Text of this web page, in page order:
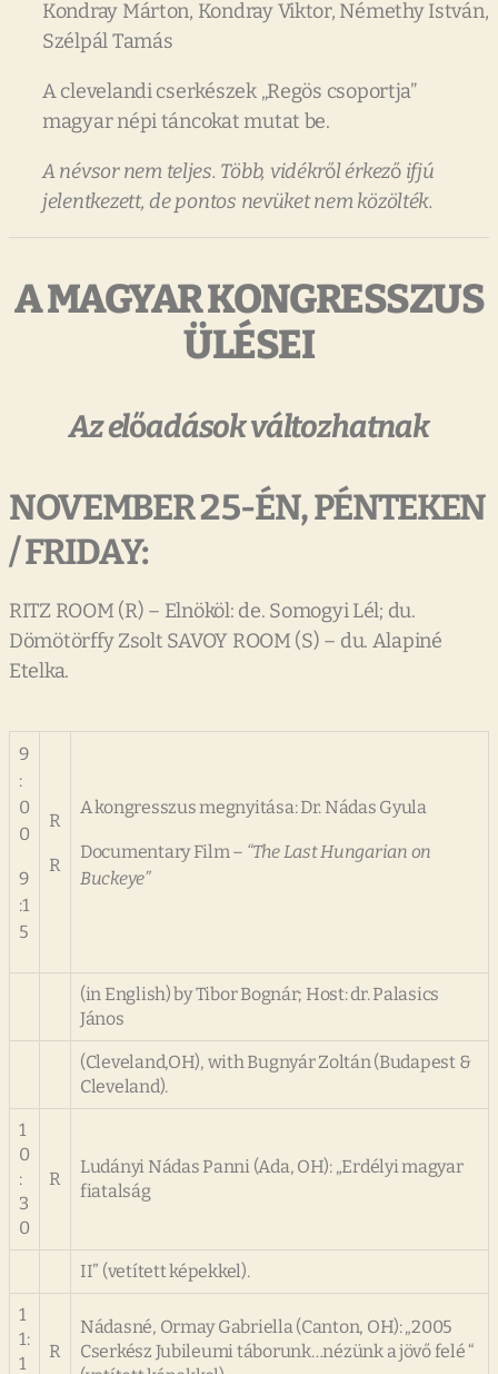
Kondray Márton, Kondray Viktor, Némethy István,
Szélpál Tamás
A clevelandi cserkészek „Regös csoportja”
magyar népi táncokat mutat be.
Anévsor nem teljes. Több, vidékrőlérkező ifjú
jelentkezett, depontos nevüketnemközölték.
A MAGYAR KONGRESSZUS
ÜLÉSEI
Azelőadásokváltozhatnak
NOVEMBER25-ÉN,PÉNTEKEN
/FRIDAY:
RITZ ROOM (R) – Elnököl: de. Somogyi Lél; du.
Dömötörffy Zsolt SAVOY ROOM (S) – du. Alapiné
Etelka.
9
:
0
0
9
:1
5
R
R
A kongresszus megnyitása: Dr. Nádas Gyula
Documentary Film – “The LastHungarian on
Buckeye”
(in English) by Tibor Bognár; Host: dr. Palasics
János
(Cleveland,OH), with Bugnyár Zoltán (Budapest &
Cleveland).
1
0
:
3
0
R
Ludányi Nádas Panni (Ada, OH): „Erdélyi magyar
fiatalság
II” (vetített képekkel).
1
1:
1
R
Nádasné, Ormay Gabriella (Canton, OH): „2005
Cserkész Jubileumi táborunk…nézünk a jövő felé “